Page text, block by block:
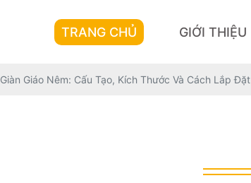
TRANG CHỦ GIỚI THIỆU
Giàn Giáo Nêm: Cấu Tạo, Kích Thước Và Cách Lắp Đặt